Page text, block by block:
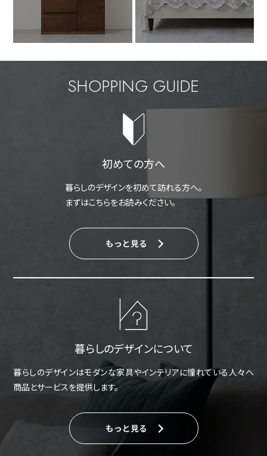
SHOPPING GUIDE
初めての方へ
暮らしのデザインを初めて訪れる方へ。
まずはこちらをお読みください。
もっと見る
暮らしのデザインについて
暮らしのデザインはモダンな家具やインテリアに憧れている人々へ
商品とサービスを提供します。
もっと見る